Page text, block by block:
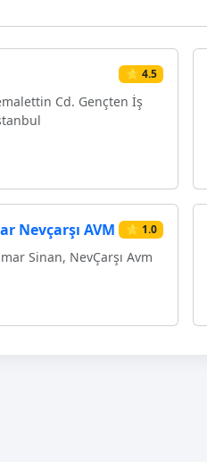
⭐ 4.5
Cd. Gençten İş
Nevçarşı AVM ⭐ 1.0
Sinan, NevÇarşı Avm